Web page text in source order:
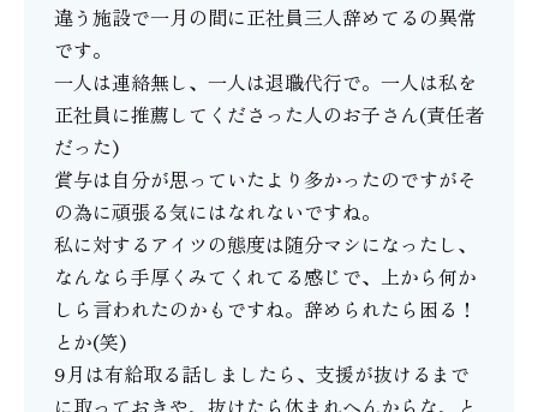
違う施設で一月の間に正社員三人辞めてるの異常
です。
一人は連絡無し、一人は退職代行で。一人は私を
正社員に推薦してくださった人のお子さん(責任者
だった)
賞与は自分が思っていたより多かったのですがそ
の為に頑張る気にはなれないですね。
私に対するアイツの態度は随分マシになったし、
なんなら手厚くみてくれてる感じで、上から何か
しら言われたのかもですね。辞められたら困る！
とか(笑)
9月は有給取る話しましたら、支援が抜けるまで
に取っておきや、抜けたら休まれへんからな、と